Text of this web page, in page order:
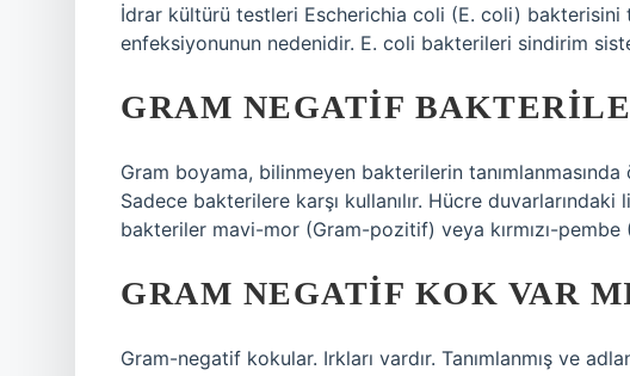
İdrar kültürü testleri Escherichia coli (E. coli)
enfeksiyonunun nedenidir. E. coli bakterileri sindirim
GRAM NEGATIF
Gram boyama, bilinmeyen bakterilerin
Sadece bakterilere karşı kullanılır. Hücre
bakteriler mavi-mor (Gram-pozitif) veya kırmızı-pembe
GRAM NEGATIF KOK VAR
Gram-negatif kokular. Irkları vardır. Tanımlanmış ve